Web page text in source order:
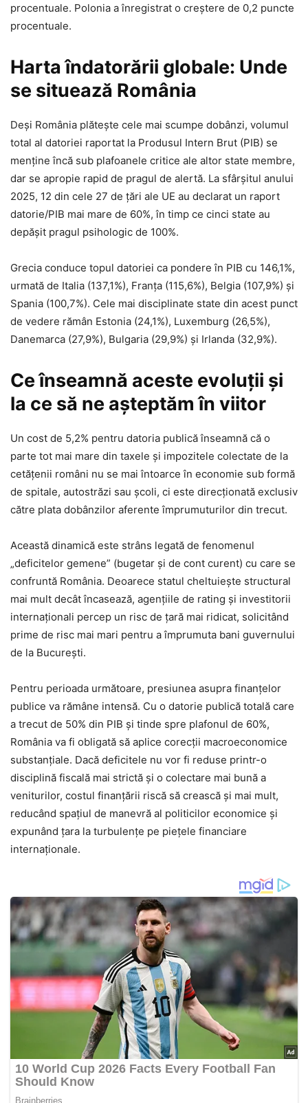
procentuale. Polonia a înregistrat o creștere de 0,2 puncte
procentuale.
Harta îndatorării globale: Unde
se situează România
Deși România plătește cele mai scumpe dobânzi, volumul
total al datoriei raportat la Produsul Intern Brut (PIB) se
menține încă sub plafoanele critice ale altor state membre,
dar se apropie rapid de pragul de alertă. La sfârșitul anului
2025, 12 din cele 27 de țări ale UE au declarat un raport
datorie/PIB mai mare de 60%, în timp ce cinci state au
depășit pragul psihologic de 100%.
Grecia conduce topul datoriei ca pondere în PIB cu 146,1%,
urmată de Italia (137,1%), Franța (115,6%), Belgia (107,9%) și
Spania (100,7%). Cele mai disciplinate state din acest punct
de vedere rămân Estonia (24,1%), Luxemburg (26,5%),
Danemarca (27,9%), Bulgaria (29,9%) și Irlanda (32,9%).
Ce înseamnă aceste evoluții și
la ce să ne așteptăm în viitor
Un cost de 5,2% pentru datoria publică înseamnă că o
parte tot mai mare din taxele și impozitele colectate de la
cetățenii români nu se mai întoarce în economie sub formă
de spitale, autostrăzi sau școli, ci este direcționată exclusiv
către plata dobânzilor aferente împrumuturilor din trecut.
Această dinamică este strâns legată de fenomenul
„deficitelor gemene” (bugetar și de cont curent) cu care se
confruntă România. Deoarece statul cheltuiește structural
mai mult decât încasează, agențiile de rating și investitorii
internaționali percep un risc de țară mai ridicat, solicitând
prime de risc mai mari pentru a împrumuta bani guvernului
de la București.
Pentru perioada următoare, presiunea asupra finanțelor
publice va rămâne intensă. Cu o datorie publică totală care
a trecut de 50% din PIB și tinde spre plafonul de 60%,
România va fi obligată să aplice corecții macroeconomice
substanțiale. Dacă deficitele nu vor fi reduse printr-o
disciplină fiscală mai strictă și o colectare mai bună a
veniturilor, costul finanțării riscă să crească și mai mult,
reducând spațiul de manevră al politicilor economice și
expunând țara la turbulențe pe piețele financiare
internaționale.